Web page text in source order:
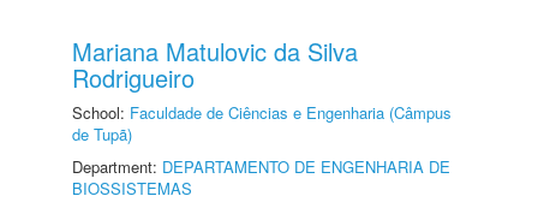
Mariana Matulovic da Silva
Rodrigueiro
School: Faculdade de Ciências e Engenharia (Câmpus
de Tupã)
Department: DEPARTAMENTO DE ENGENHARIA DE
BIOSSISTEMAS